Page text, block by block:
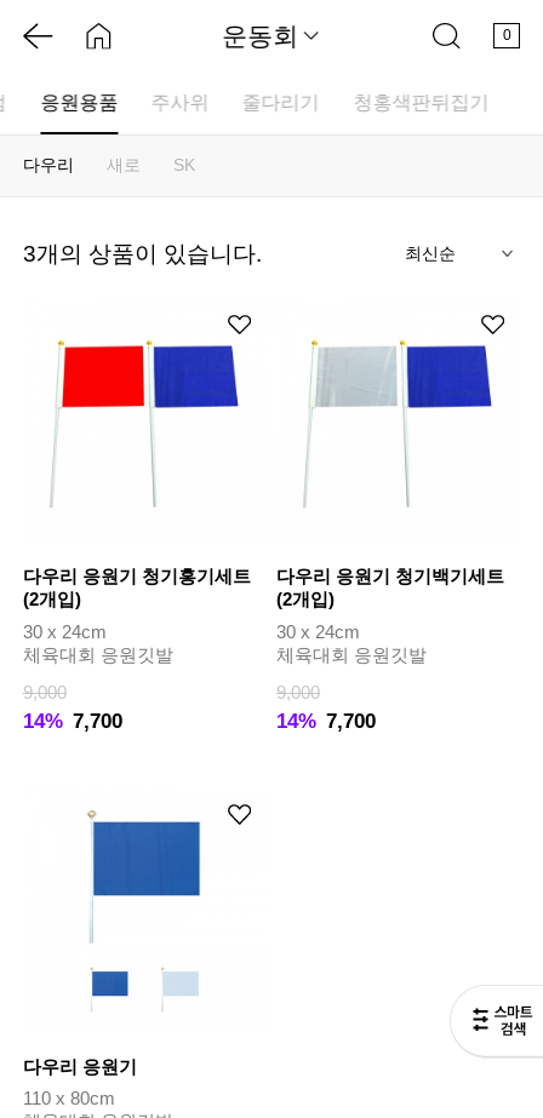
0
운동회
응원용품 주사위 줄다리기 청홍색판뒤집기
다우리 새로 SK
3개의 상품이 있습니다.
다우리 응원기 청기홍기세트
(2개입)
30 x 24cm
체육대회 응원깃발
9,000
14% 7,700
다우리 응원기 청기백기세트
(2개입)
30 x 24cm
체육대회 응원깃발
9,000
14% 7,700
다우리 응원기
110 x 80cm